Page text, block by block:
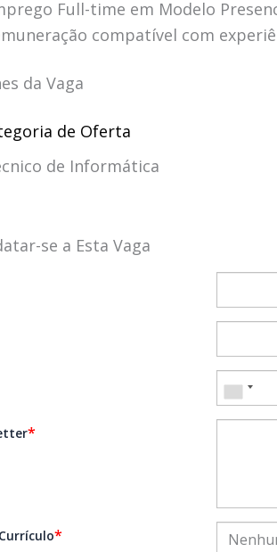
Full-time em Modelo
compatível com
da Vaga
de Oferta
de Informática
se a Esta Vaga
*
*